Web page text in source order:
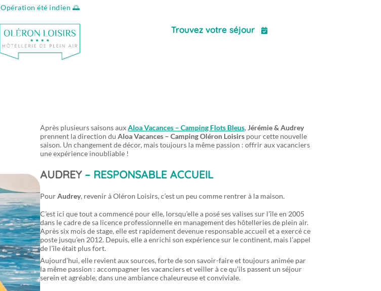
Opération été indien 🌅
Trouvez votre séjour
Après plusieurs saisons auxAloa Vacances – Camping Flots Bleus, Jérémie & Audrey
prennent la direction du Aloa Vacances – Camping Oléron Loisirs pour cette nouvelle
saison. Un changement de décor, mais toujours la même passion : offrir aux vacanciers
une expérience inoubliable !
AUDREY– RESPONSABLE ACCUEIL
PourAudrey, revenir à Oléron Loisirs, c’est un peu comme rentrer à la maison.
C’est ici que tout a commencé pour elle, lorsqu’elle a posé ses valises sur l’île en 2005
dans le cadre de sa licence professionnelle en management des hôtelleries de plein air.
Après six mois de stage, elle est rapidement devenue responsable accueil et a exercé ce
poste jusqu’en 2012. Depuis, elle a enrichi son expérience sur le continent, mais l’appel
de l’île était plus fort.
Aujourd’hui, elle revient aux sources, forte de son savoir-faire et toujours animée par
la même passion : accompagner les vacanciers et veiller à ce qu’ils passent un séjour
serein et agréable, dans une ambiance chaleureuse et conviviale.